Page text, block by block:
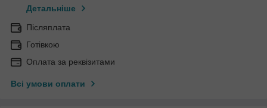
Детальніше
Післяплата
Готівкою
Оплата за реквізитами
Всі умови оплати